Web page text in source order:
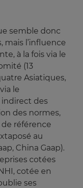
semble donc
mais l’influence
à la fois via le
(13
Asiatiques,
le
des
des normes,
référence
au
China Gaap).
cotées
cotée en
ses